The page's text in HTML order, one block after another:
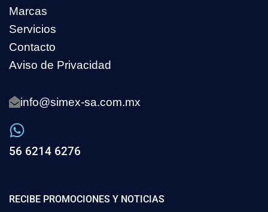
Marcas
Servicios
Contacto
Aviso de Privacidad
info@simex-sa.com.mx
56 6214 6276
RECIBE PROMOCIONES Y NOTICIAS